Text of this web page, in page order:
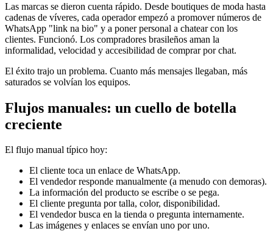
Las marcas se dieron cuenta rápido. Desde boutiques de moda hasta
cadenas de víveres, cada operador empezó a promover números de
WhatsApp "link na bio" y a poner personal a chatear con los
clientes. Funcionó. Los compradores brasileños aman la
informalidad, velocidad y accesibilidad de comprar por chat.
El éxito trajo un problema. Cuanto más mensajes llegaban, más
saturados se volvían los equipos.
Flujos manuales: un cuello de botella
creciente
El flujo manual típico hoy:
El cliente toca un enlace de WhatsApp.
El vendedor responde manualmente (a menudo con demoras).
La información del producto se escribe o se pega.
El cliente pregunta por talla, color, disponibilidad.
El vendedor busca en la tienda o pregunta internamente.
Las imágenes y enlaces se envían uno por uno.